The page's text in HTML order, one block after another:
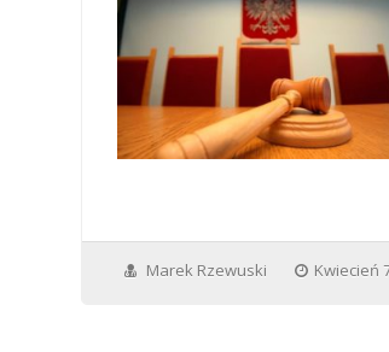
Marek Rzewuski Kwiecień